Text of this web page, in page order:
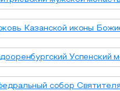
Казанской иконы
Успенский
собор